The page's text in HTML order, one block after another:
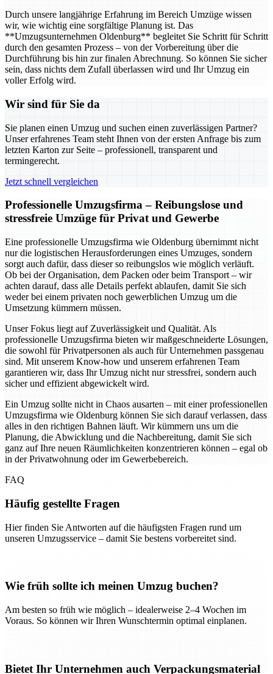
Durch unsere langjährige Erfahrung im Bereich Umzüge wissen
wir, wie wichtig eine sorgfältige Planung ist. Das
**Umzugsunternehmen Oldenburg** begleitet Sie Schritt für Schritt
durch den gesamten Prozess – von der Vorbereitung über die
Durchführung bis hin zur finalen Abrechnung. So können Sie sicher
sein, dass nichts dem Zufall überlassen wird und Ihr Umzug ein
voller Erfolg wird.
Wir sind für Sie da
Sie planen einen Umzug und suchen einen zuverlässigen Partner?
Unser erfahrenes Team steht Ihnen von der ersten Anfrage bis zum
letzten Karton zur Seite – professionell, transparent und
termingerecht.
Jetzt schnell vergleichen
Professionelle Umzugsfirma – Reibungslose und
stressfreie Umzüge für Privat und Gewerbe
Eine professionelle Umzugsfirma wie Oldenburg übernimmt nicht
nur die logistischen Herausforderungen eines Umzuges, sondern
sorgt auch dafür, dass dieser so reibungslos wie möglich verläuft.
Ob bei der Organisation, dem Packen oder beim Transport – wir
achten darauf, dass alle Details perfekt ablaufen, damit Sie sich
weder bei einem privaten noch gewerblichen Umzug um die
Umsetzung kümmern müssen.
Unser Fokus liegt auf Zuverlässigkeit und Qualität. Als
professionelle Umzugsfirma bieten wir maßgeschneiderte Lösungen,
die sowohl für Privatpersonen als auch für Unternehmen passgenau
sind. Mit unserem Know-how und unserem erfahrenen Team
garantieren wir, dass Ihr Umzug nicht nur stressfrei, sondern auch
sicher und effizient abgewickelt wird.
Ein Umzug sollte nicht in Chaos ausarten – mit einer professionellen
Umzugsfirma wie Oldenburg können Sie sich darauf verlassen, dass
alles in den richtigen Bahnen läuft. Wir kümmern uns um die
Planung, die Abwicklung und die Nachbereitung, damit Sie sich
ganz auf Ihre neuen Räumlichkeiten konzentrieren können – egal ob
in der Privatwohnung oder im Gewerbebereich.
FAQ
Häufig gestellte Fragen
Hier finden Sie Antworten auf die häufigsten Fragen rund um
unseren Umzugsservice – damit Sie bestens vorbereitet sind.
Wie früh sollte ich meinen Umzug buchen?
Am besten so früh wie möglich – idealerweise 2–4 Wochen im
Voraus. So können wir Ihren Wunschtermin optimal einplanen.
Bietet Ihr Unternehmen auch Verpackungsmaterial